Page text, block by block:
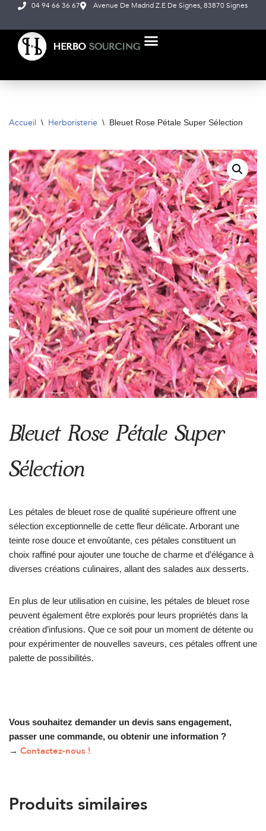
Aller
au
contenu
04 94 66 36 67 Avenue De Madrid Z.E De Signes, 83870 Signes
Accueil \ Herboristerie \ Bleuet Rose Pétale Super Sélection
Bleuet Rose Pétale Super
Sélection
Les pétales de bleuet rose de qualité supérieure offrent une
sélection exceptionnelle de cette fleur délicate. Arborant une
teinte rose douce et envoûtante, ces pétales constituent un
choix raffiné pour ajouter une touche de charme et d’élégance à
diverses créations culinaires, allant des salades aux desserts.
En plus de leur utilisation en cuisine, les pétales de bleuet rose
peuvent également être explorés pour leurs propriétés dans la
création d’infusions. Que ce soit pour un moment de détente ou
pour expérimenter de nouvelles saveurs, ces pétales offrent une
palette de possibilités.
Vous souhaitez demander un devis sans engagement,
passer une commande, ou obtenir une information ?
→ Contactez-nous !
Produits similaires